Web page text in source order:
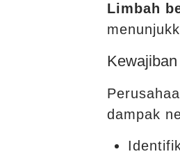
Limbah
dampak